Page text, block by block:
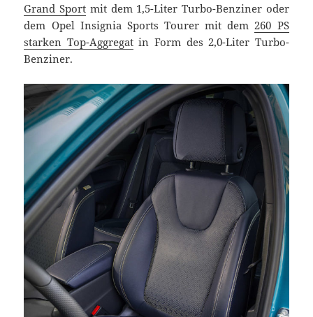
Grand Sport mit dem 1,5-Liter Turbo-Benziner oder
dem Opel Insignia Sports Tourer mit dem 260 PS
starken Top-Aggregatin Form des 2,0-Liter Turbo-
Benziner.